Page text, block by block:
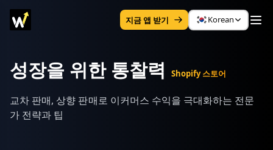
지금 앱 받기 Korean
성장을 위한 통찰력 Shopify 스토어
교차 판매, 상향 판매로 이커머스 수익을 극대화하는 전문
가 전략과 팁